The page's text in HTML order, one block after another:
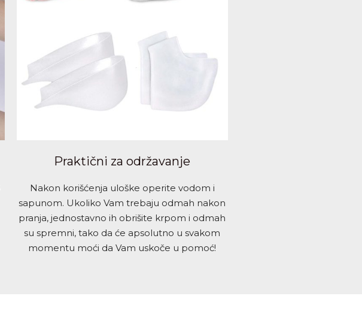
Praktični za održavanje
Nakon korišćenja uloške operite vodom i
sapunom. Ukoliko Vam trebaju odmah nakon
pranja, jednostavno ih obrišite krpom i odmah
su spremni, tako da će apsolutno u svakom
momentu moći da Vam uskoče u pomoć!